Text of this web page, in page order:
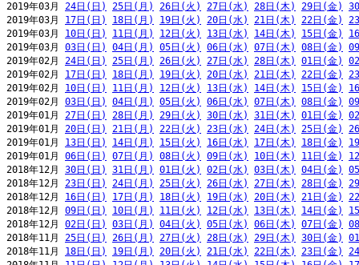
2019年03月 24日(日) 25日(月) 26日(火) 27日(水) 28日(木) 29日(金)
2019年03月 17日(日) 18日(月) 19日(火) 20日(水) 21日(木) 22日(金)
2019年03月 10日(日) 11日(月) 12日(火) 13日(水) 14日(木) 15日(金)
2019年03月 03日(日) 04日(月) 05日(火) 06日(水) 07日(木) 08日(金)
2019年02月 24日(日) 25日(月) 26日(火) 27日(水) 28日(木) 01日(金)
2019年02月 17日(日) 18日(月) 19日(火) 20日(水) 21日(木) 22日(金)
2019年02月 10日(日) 11日(月) 12日(火) 13日(水) 14日(木) 15日(金)
2019年02月 03日(日) 04日(月) 05日(火) 06日(水) 07日(木) 08日(金)
2019年01月 27日(日) 28日(月) 29日(火) 30日(水) 31日(木) 01日(金)
2019年01月 20日(日) 21日(月) 22日(火) 23日(水) 24日(木) 25日(金)
2019年01月 13日(日) 14日(月) 15日(火) 16日(水) 17日(木) 18日(金)
2019年01月 06日(日) 07日(月) 08日(火) 09日(水) 10日(木) 11日(金)
2018年12月 30日(日) 31日(月) 01日(火) 02日(水) 03日(木) 04日(金)
2018年12月 23日(日) 24日(月) 25日(火) 26日(水) 27日(木) 28日(金)
2018年12月 16日(日) 17日(月) 18日(火) 19日(水) 20日(木) 21日(金)
2018年12月 09日(日) 10日(月) 11日(火) 12日(水) 13日(木) 14日(金)
2018年12月 02日(日) 03日(月) 04日(火) 05日(水) 06日(木) 07日(金)
2018年11月 25日(日) 26日(月) 27日(火) 28日(水) 29日(木) 30日(金)
2018年11月 18日(日) 19日(月) 20日(火) 21日(水) 22日(木) 23日(金)